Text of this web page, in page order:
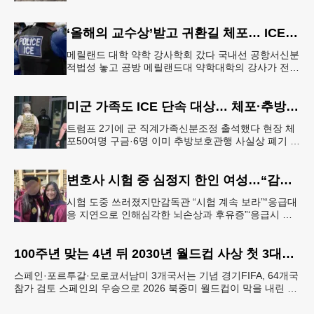
‘올해의 교수상’받고 귀환길 체포… ICE 구금 파문
메릴랜드 대학 약학 강사학회 갔다 국내선 공항서신분
적법성 놓고 공방 메릴랜드대 약학대학의 강사가 전국
미군 가족도 ICE 단속 대상… 체포·추방 속출
트럼프 2기에 군 직계가족신분조정 출석했다 현장 체
포50여명 구금·6명 이미 추방보호관행 사실상 폐기 수
변호사 시험 중 심정지 한인 여성…“감독 부실” 소송
시험 도중 쓰러졌지만감독관 “시험 계속 보라”“응급대
응 지연으로 인해심각한 뇌손상과 후유증”‘응급시 시
100주년 맞는 4년 뒤 2030년 월드컵 사상 첫 3대륙·6개국 개최
스페인·포르투갈·모로코서남미 3개국서는 기념 경기FIFA, 64개국
참가 검토 스페인의 우승으로 2026 북중미 월드컵이 막을 내린 가